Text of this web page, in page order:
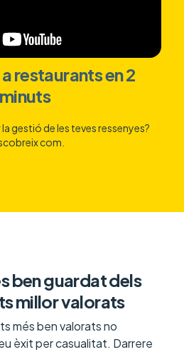
restaurants en 2
minuts
gestió de les teves ressenyes?
com.
ben guardat dels
millor valorats
més ben valorats no
èxit per casualitat. Darrere